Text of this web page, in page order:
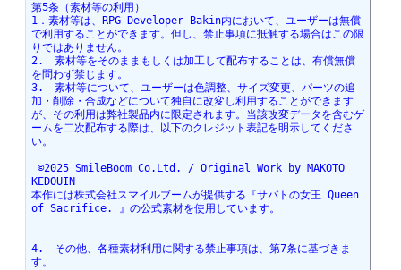
第5条（素材等の利用）
1．素材等は、RPG Developer Bakin内において、ユーザーは無償
で利用することができます。但し、禁止事項に抵触する場合はこの限
りではありません。
2.　素材等をそのままもしくは加工して配布することは、有償無償
を問わず禁じます。
3.　素材等について、ユーザーは色調整、サイズ変更、パーツの追
加・削除・合成などについて独自に改変し利用することができます
が、その利用は弊社製品内に限定されます。当該改変データを含むゲ
ームを二次配布する際は、以下のクレジット表記を明示してくださ
い。
KEDOUIN
本作には株式会社スマイルブームが提供する『サバトの女王 Queen
of Sacrifice. 』の公式素材を使用しています。
4.　その他、各種素材利用に関する禁止事項は、第7条に基づきま
す。